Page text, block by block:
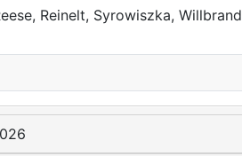
Reinelt, Syrowiszka, Willbrand